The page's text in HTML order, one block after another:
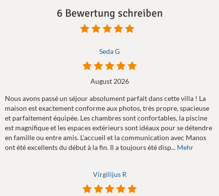
6 Bewertung schreiben
Seda G
August 2026
Nous avons passé un séjour absolument parfait dans cette villa ! La
maison est exactement conforme aux photos, très propre, spacieuse
et parfaitement équipée. Les chambres sont confortables, la piscine
est magnifique et les espaces extérieurs sont idéaux pour se détendre
en famille ou entre amis. L'accueil et la communication avec Manos
ont été excellents du début à la fin. Il a toujours été disp... Mehr
Virgilijus R